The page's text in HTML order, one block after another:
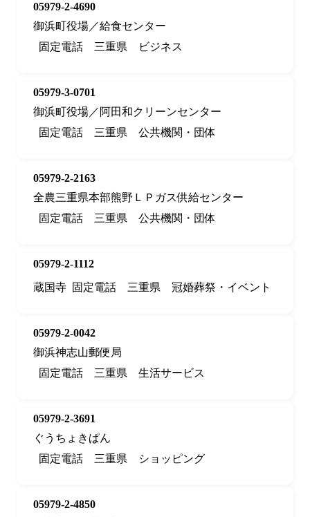
05979-2-4690
御浜町役場／給食センター
固定電話
三重県 ビジネス
05979-3-0701
御浜町役場／阿田和クリーンセンター
固定電話
三重県 公共機関・団体
05979-2-2163
全農三重県本部熊野ＬＰガス供給センター
固定電話
三重県 公共機関・団体
05979-2-1112
蔵国寺 固定電話 三重県 冠婚葬祭・イベント
05979-2-0042
御浜神志山郵便局
固定電話
三重県 生活サービス
05979-2-3691
ぐうちょきぱん
固定電話
三重県 ショッピング
05979-2-4850